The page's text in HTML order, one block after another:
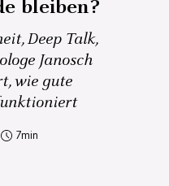
bleiben?
Deep Talk,
Janosch
wie gute
7